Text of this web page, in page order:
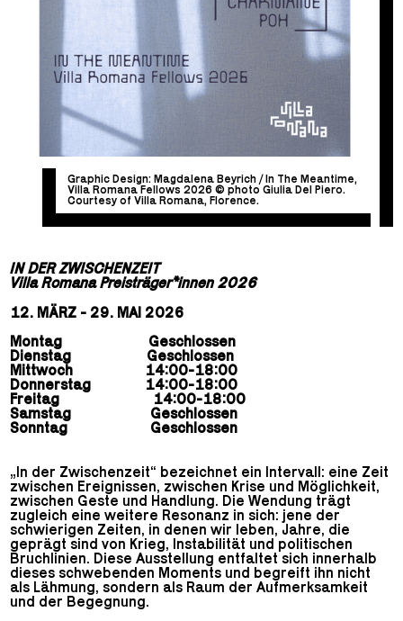
Graphic Design: Magdalena Beyrich / In The Meantime,
Villa Romana Fellows 2026 © photo Giulia Del Piero.
Courtesy of Villa Romana, Florence.
IN DER ZWISCHENZEIT
Villa Romana Preisträger*innen 2026
12. MÄRZ - 29. MAI 2026
Montag Geschlossen
Dienstag Geschlossen
Mittwoch 14:00-18:00
Donnerstag 14:00-18:00
Freitag 14:00-18:00
Samstag Geschlossen
Sonntag Geschlossen
„In der Zwischenzeit“ bezeichnet ein Intervall: eine Zeit
zwischen Ereignissen, zwischen Krise und Möglichkeit,
zwischen Geste und Handlung. Die Wendung trägt
zugleich eine weitere Resonanz in sich: jene der
schwierigen Zeiten, in denen wir leben, Jahre, die
geprägt sind von Krieg, Instabilität und politischen
Bruchlinien. Diese Ausstellung entfaltet sich innerhalb
dieses schwebenden Moments und begreift ihn nicht
als Lähmung, sondern als Raum der Aufmerksamkeit
und der Begegnung.